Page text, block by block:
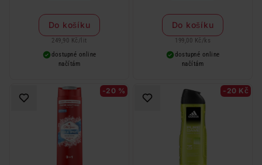
Do košíku
249,90 Kč / lit
dostupné online
načítám
Do košíku
199,00 Kč / ks
dostupné online
načítám
-20 % -20 Kč